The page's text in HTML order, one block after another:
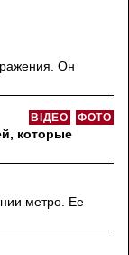
Он
ФОТО
ВІДЕО
которые
метро. Ее